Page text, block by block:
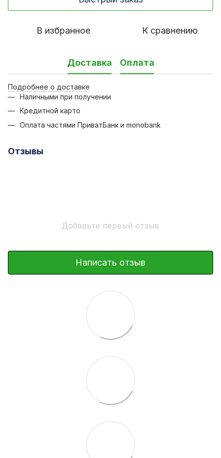
В избранное К сравнению
Доставка Оплата
Подробнее о доставке
Наличными при получении
Кредитной карто
Оплата частями ПриватБанк и monobank
Отзывы
Добавьте первый отзыв
Написать отзыв